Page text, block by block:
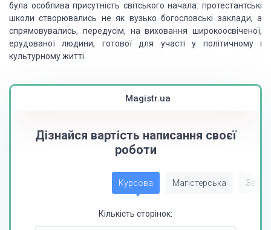
була особлива присутність світського начала: протестантські
школи створювались не як вузько богословські заклади, а
спрямовувались, передусім, на виховання широкоосвіченої,
ерудованої людини, готової для участі у політичному і
культурному житті.
Magistr.ua
Дізнайся вартість написання своєї
роботи
Курсова Магістерська Звіт
Кількість сторінок: